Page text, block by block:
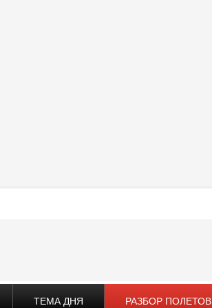
ТЕМА ДНЯ РАЗБОР ПОЛЕТОВ